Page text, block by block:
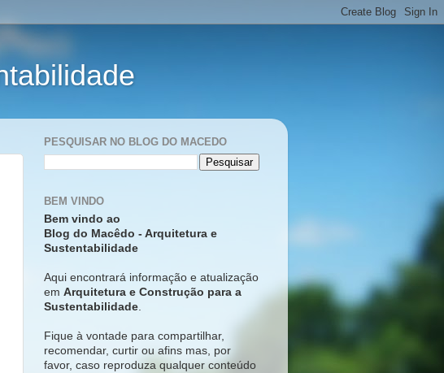
PESQUISAR NO BLOG DO MACEDO
BEM VINDO
Bem vindo ao
Blog do Macêdo - Arquitetura e
Sustentabilidade
Aqui encontrará informação e atualização
em Arquitetura e Construção para a
Sustentabilidade.
Fique à vontade para compartilhar,
recomendar, curtir ou afins mas, por
favor, caso reproduza qualquer conteúdo